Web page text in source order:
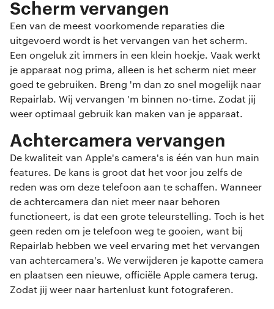
Scherm vervangen
Een van de meest voorkomende reparaties die
uitgevoerd wordt is het vervangen van het scherm.
Een ongeluk zit immers in een klein hoekje. Vaak werkt
je apparaat nog prima, alleen is het scherm niet meer
goed te gebruiken. Breng 'm dan zo snel mogelijk naar
Repairlab. Wij vervangen 'm binnen no-time. Zodat jij
weer optimaal gebruik kan maken van je apparaat.
Achtercamera vervangen
De kwaliteit van Apple's camera's is één van hun main
features. De kans is groot dat het voor jou zelfs de
reden was om deze telefoon aan te schaffen. Wanneer
de achtercamera dan niet meer naar behoren
functioneert, is dat een grote teleurstelling. Toch is het
geen reden om je telefoon weg te gooien, want bij
Repairlab hebben we veel ervaring met het vervangen
van achtercamera's. We verwijderen je kapotte camera
en plaatsen een nieuwe, officiële Apple camera terug.
Zodat jij weer naar hartenlust kunt fotograferen.